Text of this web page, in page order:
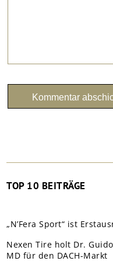
TOP 10 BEITRÄGE
„N’Fera Sport“ ist
Nexen Tire holt Dr.
MD für den DACH-Markt